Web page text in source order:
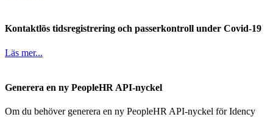
Kontaktlös tidsregistrering och passerkontroll under Covid-19
Läs mer...
Generera en ny PeopleHR API-nyckel
Om du behöver generera en ny PeopleHR API-nyckel för Idency